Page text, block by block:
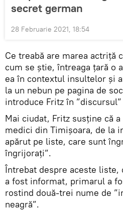
secret german
28 Februarie 2021, 18:54
Ce treabă are marea actriță
cum se știe, întreaga țară o
ea în contextul insultelor și
la un nebun pe pagina de
introduce Fritz în ”discursul”
Mai ciudat, Fritz susține că
medici din Timişoara, de la
apărut pe liste, care sunt
îngrijoraţi”.
Întrebat despre aceste liste,
a fost informat, primarul a
rostind două-trei nume de
neagră”.